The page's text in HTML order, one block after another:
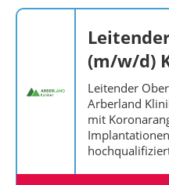
(m/w/d)
Leitender
Arberland
mit